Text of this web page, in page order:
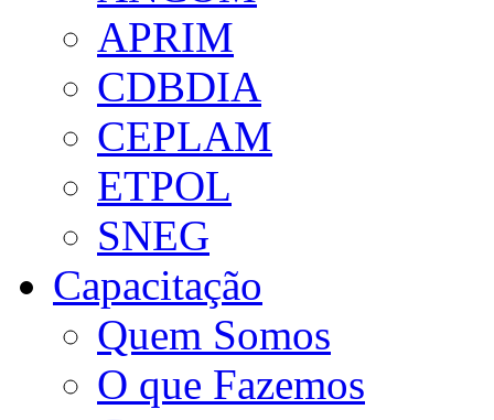
APRIM
CDBDIA
CEPLAM
ETPOL
SNEG
Capacitação
Quem Somos
O que Fazemos